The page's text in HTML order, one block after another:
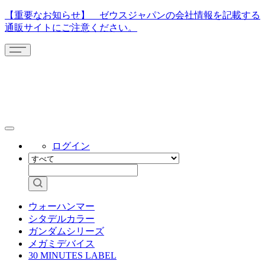
【重要なお知らせ】 ゼウスジャパンの会社情報を記載する
通販サイトにご注意ください。
ログイン
ウォーハンマー
シタデルカラー
ガンダムシリーズ
メガミデバイス
30 MINUTES LABEL